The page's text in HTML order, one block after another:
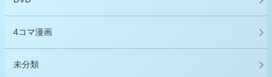
4コマ漫画
未分類